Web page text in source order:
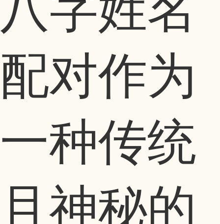
配对作为
一种传统
且神秘的